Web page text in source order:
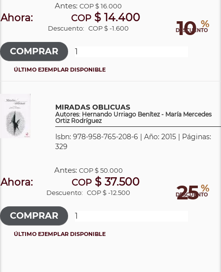
10 %
DESCUENTO
Antes:COP$ 16.000
Ahora: COP $ 14.400
Descuento: COP $ -1.600
ÚLTIMO EJEMPLAR DISPONIBLE
MIRADAS OBLICUAS
Autores: Hernando Urriago Benítez - María Mercedes
Ortiz Rodríguez
Isbn: 978-958-765-208-6 | Año: 2015 | Páginas:
329
25 %
DESCUENTO
Antes: COP$ 50.000
Ahora: COP $ 37.500
Descuento: COP $ -12.500
ÚLTIMO EJEMPLAR DISPONIBLE